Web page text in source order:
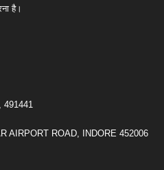
है।
491441
AIRPORT ROAD, INDORE 452006